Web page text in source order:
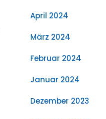
April 2024
März 2024
Februar 2024
Januar 2024
Dezember 2023